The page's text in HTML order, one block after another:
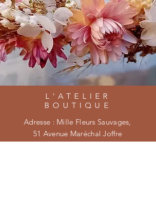
L'ATELIER
BOUTIQUE
Adresse : Mille Fleurs Sauvages,
51 Avenue Maréchal Joffre